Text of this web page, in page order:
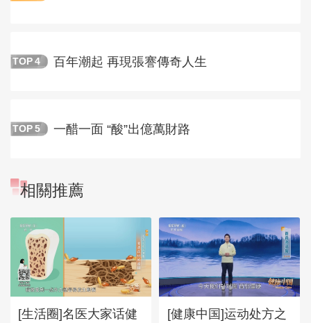
TOP 4 百年潮起 再現張謇傳奇人生
TOP 5 一醋一面 “酸”出億萬財路
相關推薦
[生活圈]名医大家话健
[健康中国]运动处方之